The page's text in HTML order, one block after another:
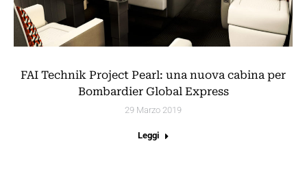
FAI Technik Project Pearl: una nuova cabina per
Bombardier Global Express
29 Marzo 2019
Leggi